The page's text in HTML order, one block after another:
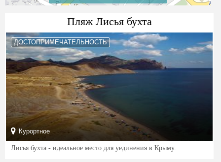
Пляж Лисья бухта
ДОСТОПРИМЕЧАТЕЛЬНОСТЬ
Курортное
Лисья бухта - идеальное место для уединения в Крыму.